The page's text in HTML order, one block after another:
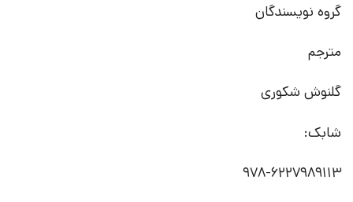
گروه نویسندگان
مترجم
گلنوش شکوری
شابک:
978-6227989113